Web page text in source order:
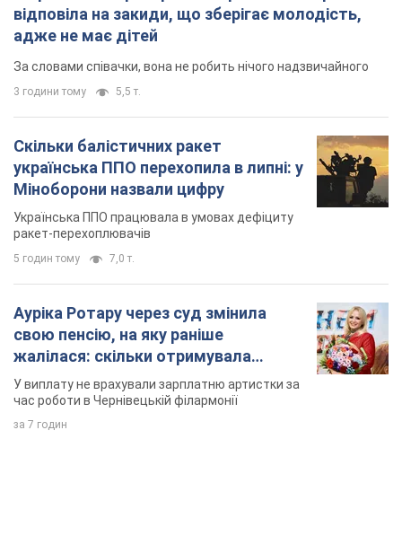
5 годин тому
Ауріка Ротару через суд змінила
свою пенсію, на яку раніше
час роботи в Чернівецькій філармонії
за 7 годин